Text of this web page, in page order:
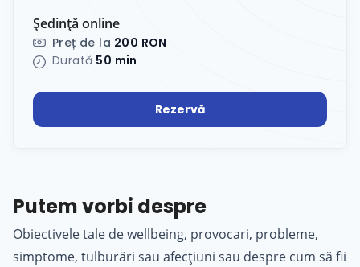
Ședință online
Preț de la 200 RON
Durată 50 min
Rezervă
Putem vorbi despre
Obiectivele tale de wellbeing, provocari, probleme,
simptome, tulburări sau afecțiuni sau despre cum să fii